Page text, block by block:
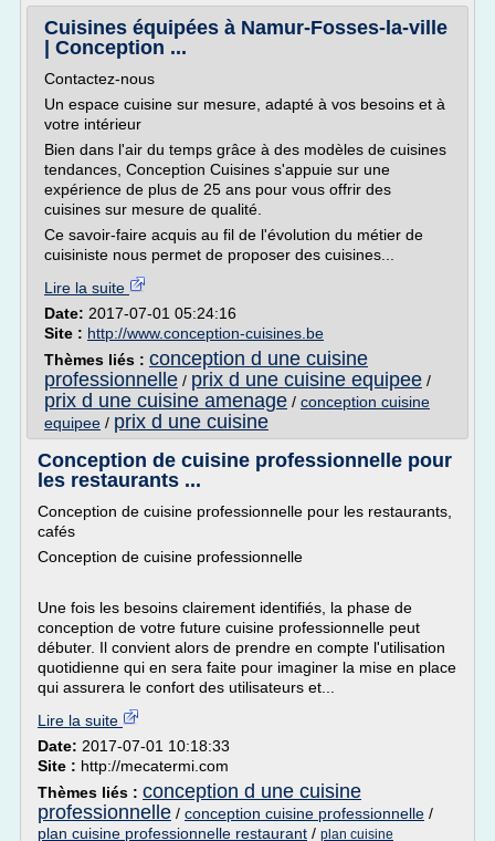
Cuisines équipées à Namur-Fosses-la-ville
| Conception ...
Contactez-nous
Un espace cuisine sur mesure, adapté à vos besoins et à
votre intérieur
Bien dans l'air du temps grâce à des modèles de cuisines
tendances, Conception Cuisines s'appuie sur une
expérience de plus de 25 ans pour vous offrir des
cuisines sur mesure de qualité.
Ce savoir-faire acquis au fil de l'évolution du métier de
cuisiniste nous permet de proposer des cuisines...
Lire la suite
Date: 2017-07-01 05:24:16
Site : http://www.conception-cuisines.be
Thèmes liés : conception d une cuisine
professionnelle / prix d une cuisine equipee /
prix d une cuisine amenage / conception cuisine
equipee / prix d une cuisine
Conception de cuisine professionnelle pour
les restaurants ...
Conception de cuisine professionnelle pour les restaurants,
cafés
Conception de cuisine professionnelle
Une fois les besoins clairement identifiés, la phase de
conception de votre future cuisine professionnelle peut
débuter. Il convient alors de prendre en compte l'utilisation
quotidienne qui en sera faite pour imaginer la mise en place
qui assurera le confort des utilisateurs et...
Lire la suite
Date: 2017-07-01 10:18:33
Site : http://mecatermi.com
Thèmes liés : conception d une cuisine
professionnelle / conception cuisine professionnelle /
plan cuisine professionnelle restaurant / plan cuisine